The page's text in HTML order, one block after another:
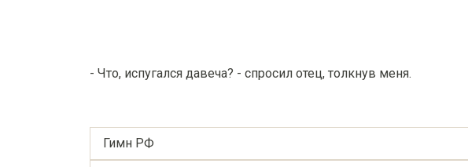
- Что, испугался давеча? - спросил отец, толкнув меня.
Гимн РФ